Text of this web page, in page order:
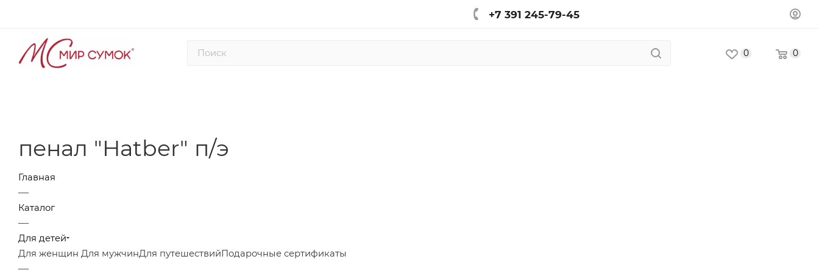
+7 391 245-79-45
0 0
пенал "Hatber" п/э
Главная
—
Каталог
—
Для детей
Для женщин Для мужчинДля путешествийПодарочные сертификаты
—